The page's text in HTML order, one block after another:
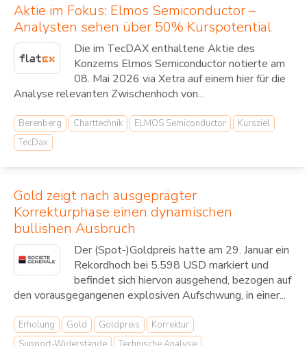
Aktie im Fokus: Elmos Semiconductor –
Analysten sehen über 50% Kurspotential
Die im TecDAX enthaltene Aktie des
Konzerns Elmos Semiconductor notierte am
08. Mai 2026 via Xetra auf einem hier für die
Analyse relevanten Zwischenhoch von...
Berenberg Charttechnik ELMOS Semiconductor
Kursziel
TecDax
Gold zeigt nach ausgeprägter
Korrekturphase einen dynamischen
bullishen Ausbruch
Der (Spot-)Goldpreis hatte am 29. Januar ein
Rekordhoch bei 5.598 USD markiert und
befindet sich hiervon ausgehend, bezogen auf
den vorausgegangenen explosiven Aufschwung, in einer...
Erholung Gold Goldpreis
Korrektur